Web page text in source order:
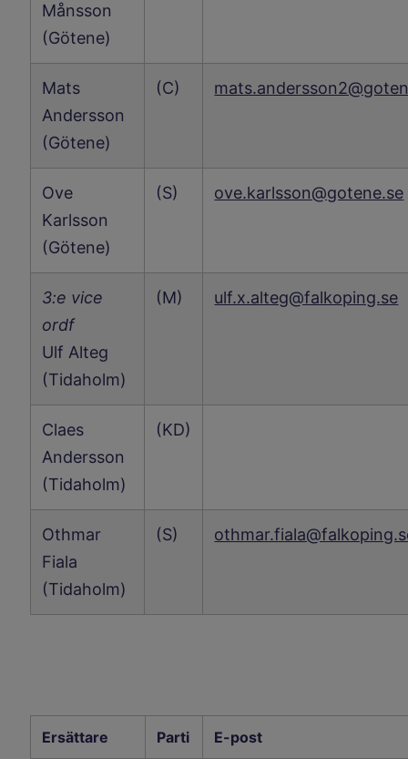
Månsson
(Götene)
Mats
Andersson
(Götene)
(C)
Ove
Karlsson
(Götene)
(S) ove.karlsson@gotene.se
3:e vice
ordf
Ulf Alteg
(Tidaholm)
(M) ulf.x.alteg@falkoping.se
Claes
Andersson
(Tidaholm)
(KD)
Othmar
Fiala
(Tidaholm)
(S)
Ersättare Parti E-post